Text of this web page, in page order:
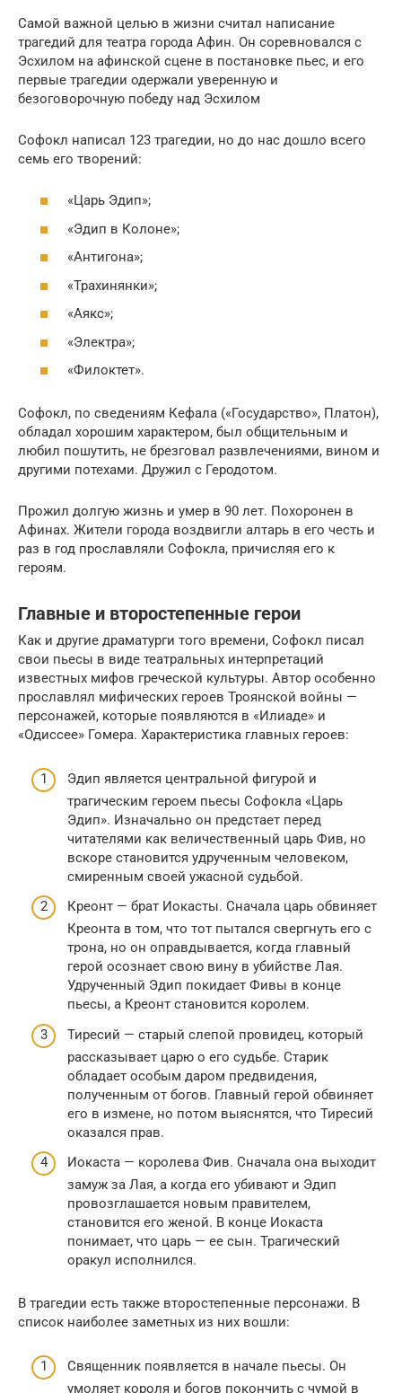
Самой важной целью в жизни считал написание
трагедий для театра города Афин. Он соревновался с
Эсхилом на афинской сцене в постановке пьес, и его
первые трагедии одержали уверенную и
безоговорочную победу над Эсхилом
Софокл написал 123 трагедии, но до нас дошло всего
семь его творений:
«Царь Эдип»;
«Эдип в Колоне»;
«Антигона»;
«Трахинянки»;
«Аякс»;
«Электра»;
«Филоктет».
Софокл, по сведениям Кефала («Государство», Платон),
обладал хорошим характером, был общительным и
любил пошутить, не брезговал развлечениями, вином и
другими потехами. Дружил с Геродотом.
Прожил долгую жизнь и умер в 90 лет. Похоронен в
Афинах. Жители города воздвигли алтарь в его честь и
раз в год прославляли Софокла, причисляя его к
героям.
Главные и второстепенные герои
Как и другие драматурги того времени, Софокл писал
свои пьесы в виде театральных интерпретаций
известных мифов греческой культуры. Автор особенно
прославлял мифических героев Троянской войны —
персонажей, которые появляются в «Илиаде» и
«Одиссее» Гомера. Характеристика главных героев:
Эдип является центральной фигурой и
трагическим героем пьесы Софокла «Царь
Эдип». Изначально он предстает перед
читателями как величественный царь Фив, но
вскоре становится удрученным человеком,
смиренным своей ужасной судьбой.
Креонт — брат Иокасты. Сначала царь обвиняет
Креонта в том, что тот пытался свергнуть его с
трона, но он оправдывается, когда главный
герой осознает свою вину в убийстве Лая.
Удрученный Эдип покидает Фивы в конце
пьесы, а Креонт становится королем.
Тиресий — старый слепой провидец, который
рассказывает царю о его судьбе. Старик
обладает особым даром предвидения,
полученным от богов. Главный герой обвиняет
его в измене, но потом выяснятся, что Тиресий
оказался прав.
Иокаста — королева Фив. Сначала она выходит
замуж за Лая, а когда его убивают и Эдип
провозглашается новым правителем,
становится его женой. В конце Иокаста
понимает, что царь — ее сын. Трагический
оракул исполнился.
В трагедии есть также второстепенные персонажи. В
список наиболее заметных из них вошли:
Священник появляется в начале пьесы. Он
умоляет короля и богов покончить с чумой в